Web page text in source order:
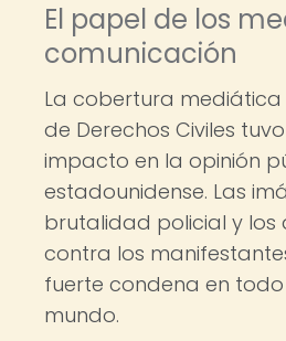
El papel de los
comunicación
La cobertura mediática
de Derechos Civiles
impacto en la opinión
estadounidense. Las
brutalidad policial y los
contra los
fuerte condena en
mundo.